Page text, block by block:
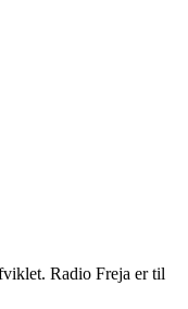
Radio Freja er til